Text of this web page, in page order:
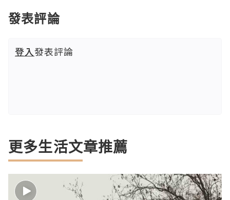
發表評論
登入發表評論
更多生活文章推薦